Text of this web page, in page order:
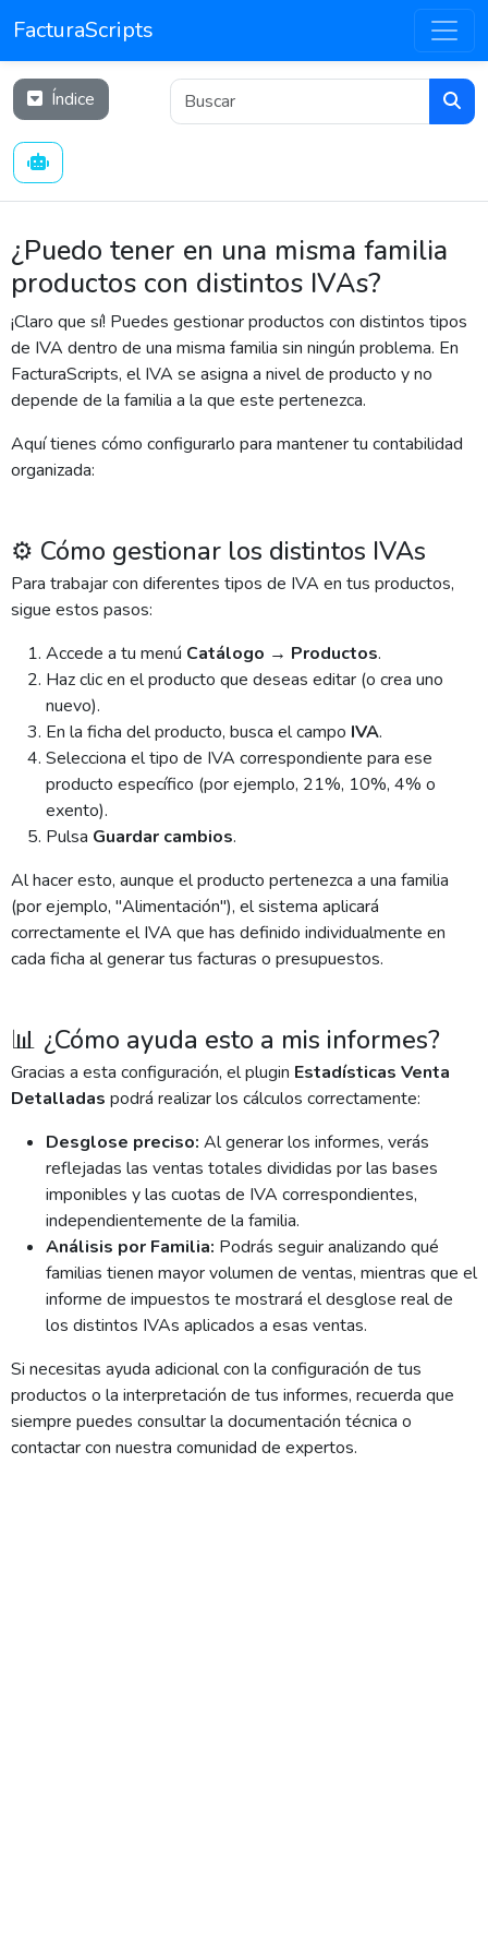
FacturaScripts
Índice
¿Puedo tener en una misma familia
productos con distintos IVAs?
¡Claro que sí! Puedes gestionar productos con distintos tipos
de IVA dentro de una misma familia sin ningún problema. En
FacturaScripts, el IVA se asigna a nivel de producto y no
depende de la familia a la que este pertenezca.
Aquí tienes cómo configurarlo para mantener tu contabilidad
organizada:
⚙️ Cómo gestionar los distintos IVAs
Para trabajar con diferentes tipos de IVA en tus productos,
sigue estos pasos:
Accede a tu menú Catálogo → Productos.
Haz clic en el producto que deseas editar (o crea uno
nuevo).
En la ficha del producto, busca el campo IVA.
Selecciona el tipo de IVA correspondiente para ese
producto específico (por ejemplo, 21%, 10%, 4% o
exento).
Pulsa Guardar cambios.
Al hacer esto, aunque el producto pertenezca a una familia
(por ejemplo, "Alimentación"), el sistema aplicará
correctamente el IVA que has definido individualmente en
cada ficha al generar tus facturas o presupuestos.
📊 ¿Cómo ayuda esto a mis informes?
Gracias a esta configuración, el plugin Estadísticas Venta
Detalladas podrá realizar los cálculos correctamente:
Desglose preciso: Al generar los informes, verás
reflejadas las ventas totales divididas por las bases
imponibles y las cuotas de IVA correspondientes,
independientemente de la familia.
Análisis por Familia: Podrás seguir analizando qué
familias tienen mayor volumen de ventas, mientras que el
informe de impuestos te mostrará el desglose real de
los distintos IVAs aplicados a esas ventas.
Si necesitas ayuda adicional con la configuración de tus
productos o la interpretación de tus informes, recuerda que
siempre puedes consultar la documentación técnica o
contactar con nuestra comunidad de expertos.